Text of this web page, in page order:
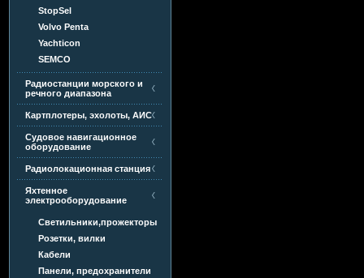
StopSel
Volvo Penta
Yachticon
SEMCO
Радиостанции морского и
речного диапазона
Картплотеры, эхолоты, АИС
Судовое навигационное
оборудование
Радиолокационная станция
Яхтенное
электрооборудование
Светильники,прожекторы
Розетки, вилки
Кабели
Панели, предохранители